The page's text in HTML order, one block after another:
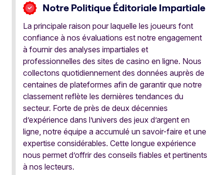
Notre Politique Éditoriale Impartiale
La principale raison pour laquelle les joueurs font
confiance à nos évaluations est notre engagement
à fournir des analyses impartiales et
professionnelles des sites de casino en ligne. Nous
collectons quotidiennement des données auprès de
centaines de plateformes afin de garantir que notre
classement reflète les dernières tendances du
secteur. Forte de près de deux décennies
d’expérience dans l’univers des jeux d’argent en
ligne, notre équipe a accumulé un savoir-faire et une
expertise considérables. Cette longue expérience
nous permet d’offrir des conseils fiables et pertinents
à nos lecteurs.